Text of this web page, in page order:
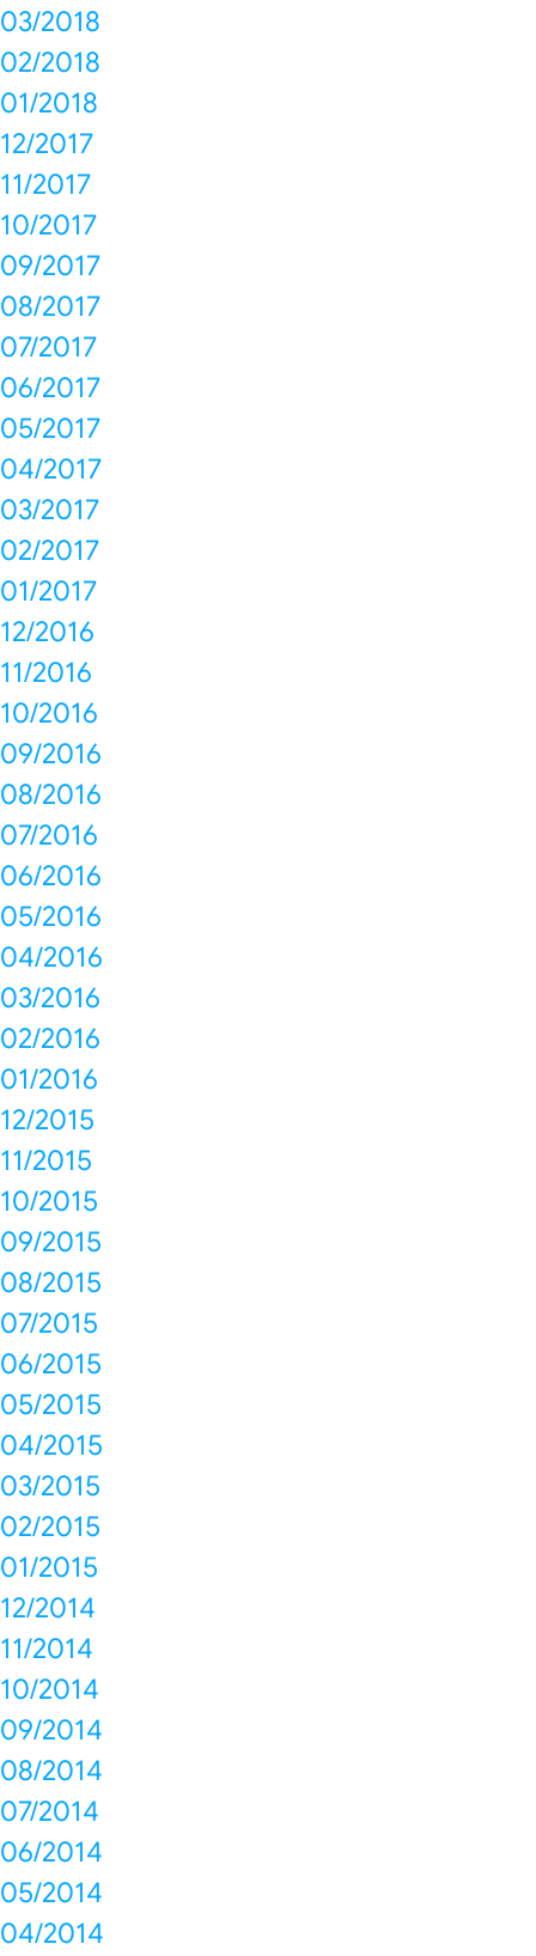
03/2018
02/2018
01/2018
12/2017
11/2017
10/2017
09/2017
08/2017
07/2017
06/2017
05/2017
04/2017
03/2017
02/2017
01/2017
12/2016
11/2016
10/2016
09/2016
08/2016
07/2016
06/2016
05/2016
04/2016
03/2016
02/2016
01/2016
12/2015
11/2015
10/2015
09/2015
08/2015
07/2015
06/2015
05/2015
04/2015
03/2015
02/2015
01/2015
12/2014
11/2014
10/2014
09/2014
08/2014
07/2014
06/2014
05/2014
04/2014